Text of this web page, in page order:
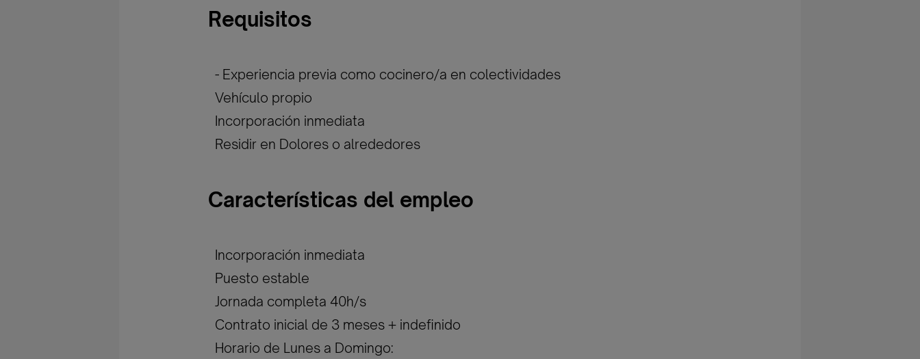
Requisitos
- Experiencia previa como cocinero/a en colectividades
Vehículo propio
Incorporación inmediata
Residir en Dolores o alrededores
Características del empleo
Incorporación inmediata
Puesto estable
Jornada completa 40h/s
Contrato inicial de 3 meses + indefinido
Horario de Lunes a Domingo: